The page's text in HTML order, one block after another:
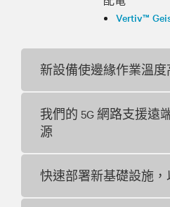
Vertiv™
新設備使邊緣作業溫
我們的 5G 網路支援遠
源
快速部署新基礎設施